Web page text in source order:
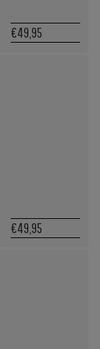
€49,95
€49,95